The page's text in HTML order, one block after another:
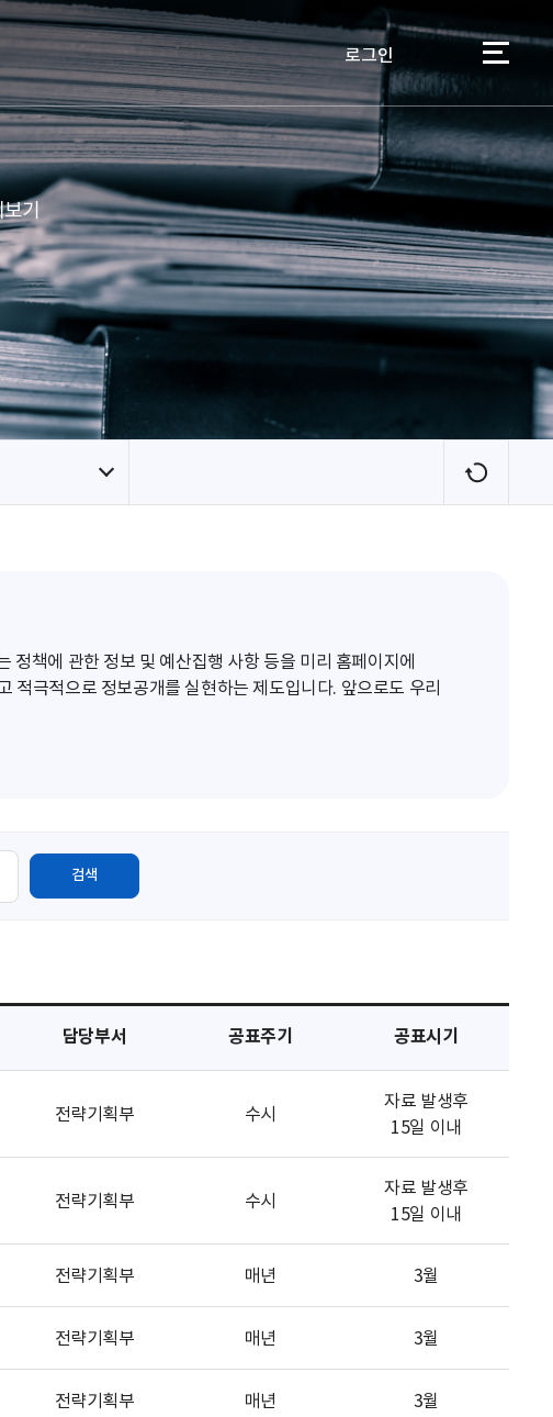
로그인 이용자
기
새
로
정책에 관한 정보 및 예산집행 사항 등을 미리 홈페이지에
적극적으로 정보공개를 실현하는 제도입니다. 앞으로도 우리
검색
담당부서 공표주기 공표시기
전략기획부 수시
자료 발생후
15일 이내
전략기획부 수시
자료 발생후
15일 이내
전략기획부 매년 3월
전략기획부 매년 3월
전략기획부 매년 3월